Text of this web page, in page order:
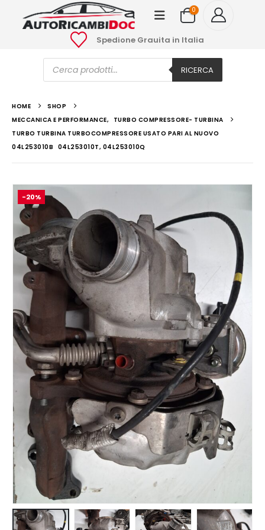
0
Spedione Grauita in Italia
Ricerca
prodotti RICERCA
HOME
SHOP
MECCANICA E PERFORMANCE,
TURBO COMPRESSORE- TURBINA
TURBO TURBINA TURBOCOMPRESSORE USATO PARI AL NUOVO
04L253010B 04L253010T, 04L253010Q
-20%